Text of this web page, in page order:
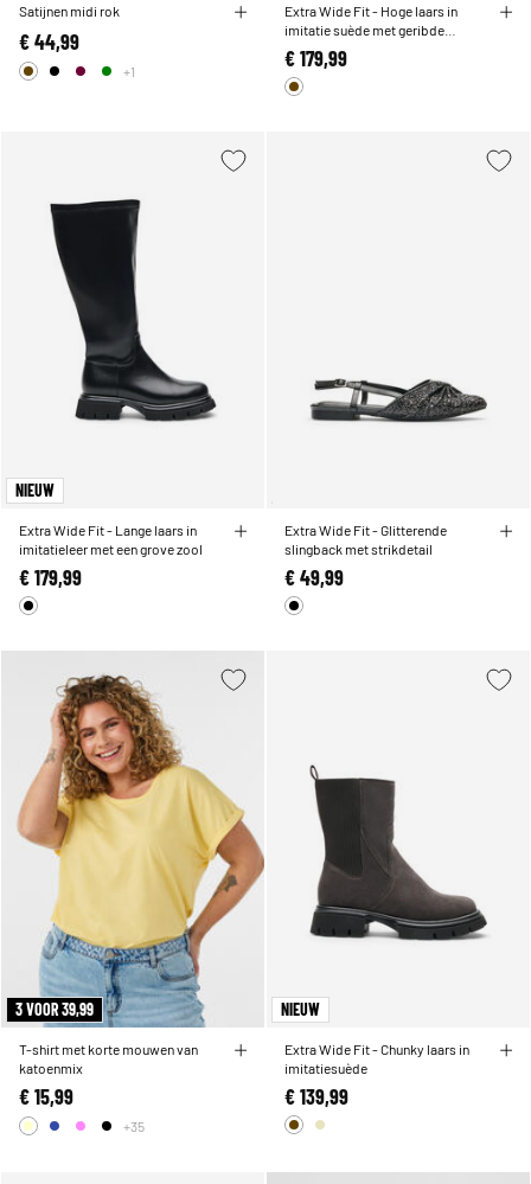
Satijnen midi rok
€ 44,99
+1
Extra Wide Fit - Hoge laars in
imitatie suède met geribde
panelen
€ 179,99
NIEUW
Extra Wide Fit - Lange laars in
imitatieleer met een grove zool
€ 179,99
Extra Wide Fit - Glitterende
slingback met strikdetail
€ 49,99
3 VOOR 39,99
T-shirt met korte mouwen van
katoenmix
€ 15,99
+35
NIEUW
Extra Wide Fit - Chunky laars in
imitatiesuède
€ 139,99